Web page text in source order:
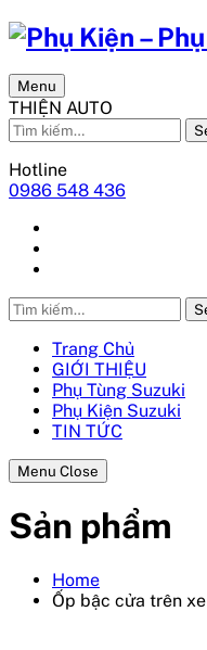
Menu
THIỆN AUTO
Hotline
0986 548 436
Trang Chủ
GIỚI THIỆU
Phụ Tùng Suzuki
Phụ Kiện Suzuki
TIN TỨC
Menu Close
Sản phẩm
Home
Ốp bậc cửa trên